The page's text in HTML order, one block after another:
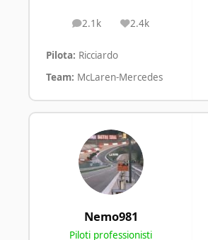
2.1k
posts 2.4k
Reputation
Pilota: Ricciardo
Team: McLaren-Mercedes
Nemo981
Piloti professionisti